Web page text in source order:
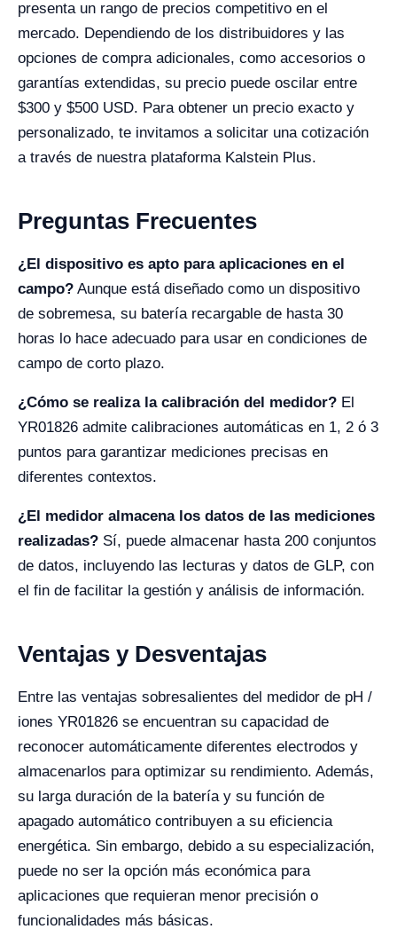
presenta un rango de precios competitivo en el
mercado. Dependiendo de los distribuidores y las
opciones de compra adicionales, como accesorios o
garantías extendidas, su precio puede oscilar entre
$300 y $500 USD. Para obtener un precio exacto y
personalizado, te invitamos a solicitar una cotización
a través de nuestra plataforma Kalstein Plus.
Preguntas Frecuentes
¿El dispositivo es apto para aplicaciones en el
campo? Aunque está diseñado como un dispositivo
de sobremesa, su batería recargable de hasta 30
horas lo hace adecuado para usar en condiciones de
campo de corto plazo.
¿Cómo se realiza la calibración del medidor? El
YR01826 admite calibraciones automáticas en 1, 2 ó 3
puntos para garantizar mediciones precisas en
diferentes contextos.
¿El medidor almacena los datos de las mediciones
realizadas? Sí, puede almacenar hasta 200 conjuntos
de datos, incluyendo las lecturas y datos de GLP, con
el fin de facilitar la gestión y análisis de información.
Ventajas y Desventajas
Entre las ventajas sobresalientes del medidor de pH /
iones YR01826 se encuentran su capacidad de
reconocer automáticamente diferentes electrodos y
almacenarlos para optimizar su rendimiento. Además,
su larga duración de la batería y su función de
apagado automático contribuyen a su eficiencia
energética. Sin embargo, debido a su especialización,
puede no ser la opción más económica para
aplicaciones que requieran menor precisión o
funcionalidades más básicas.